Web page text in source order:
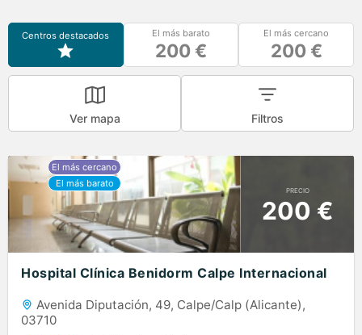
Centros destacados El más barato
200 €
El más cercano
200 €
Ver mapa Filtros
PRECIO
200 €
Hospital Clínica Benidorm Calpe Internacional
Avenida Diputación, 49, Calpe/Calp (Alicante),
03710